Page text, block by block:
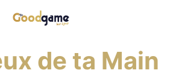
de ta Main